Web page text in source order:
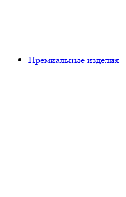
Премиальные изделия